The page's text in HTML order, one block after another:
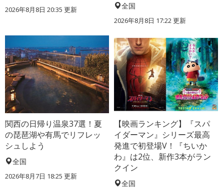
2026年8月8日 20:35 更新 全国
2026年8月8日 17:22更新
関西の日帰り温泉37選！夏
の琵琶湖や有馬でリフレッ
シュしよう
全国
2026年8月7日 18:25 更新
【映画ランキング】『スパ
イダーマン』シリーズ最高
発進で初登場V！『ちいか
わ』は2位、新作3本がラン
クイン
全国